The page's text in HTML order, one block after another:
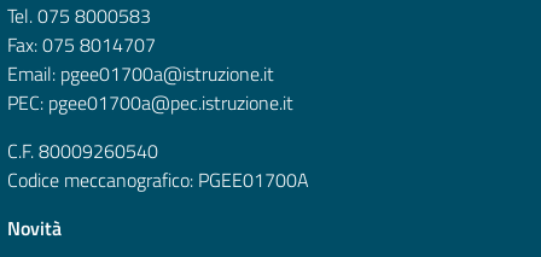
Tel. 075 8000583
Fax: 075 8014707
Email: pgee01700a@istruzione.it
PEC: pgee01700a@pec.istruzione.it
C.F. 80009260540
Codice meccanografico: PGEE01700A
Novità